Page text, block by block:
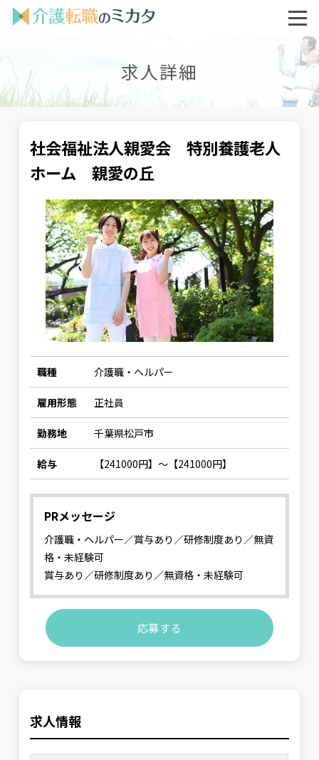
求人詳細
社会福祉法人親愛会 特別養護老人
ホーム 親愛の丘
職種 介護職・ヘルパー
雇用形態 正社員
勤務地 千葉県松戸市
給与 【241000円】〜【241000円】
PRメッセージ
介護職・ヘルパー／賞与あり／研修制度あり／無資
格・未経験可
賞与あり／研修制度あり／無資格・未経験可
応募する
求人情報